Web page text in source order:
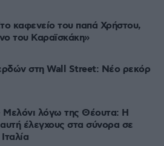
καφενείο του παπά Χρήστου,
του Καραϊσκάκη»
στη Wall Street: Νέο ρεκόρ
λόγω της Θέουτα: Η
αυτή έλεγχους στα σύνορα σε